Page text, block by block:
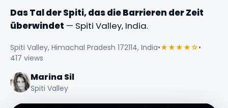
Das Tal der Spiti, das die Barrieren der Zeit
überwindet — Spiti Valley, India.
Spiti Valley, Himachal Pradesh 172114, India•★★★★☆•
417 views
Marina Sil
Spiti Valley